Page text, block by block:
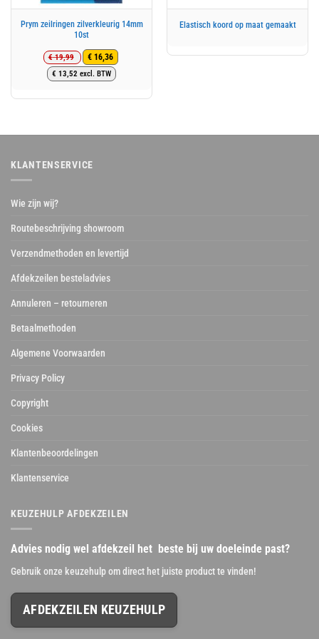
Prym zeilringen zilverkleurig 14mm
10st
€19,99
Oorspronkelijke
prijs
€ 19,99.
€ 16,36
Huidige
prijs
€ 16,36.
€ 13,52 excl. BTW
Elastisch koord op maat gemaakt
KLANTENSERVICE
Wie zijn wij?
Routebeschrijving showroom
Verzendmethoden en levertijd
Afdekzeilen besteladvies
Annuleren – retourneren
Betaalmethoden
Algemene Voorwaarden
Privacy Policy
Copyright
Cookies
Klantenbeoordelingen
Klantenservice
KEUZEHULP AFDEKZEILEN
Advies nodig wel afdekzeil het beste bij uw doeleinde past?
Gebruik onze keuzehulp om direct het juiste product te vinden!
AFDEKZEILEN KEUZEHULP